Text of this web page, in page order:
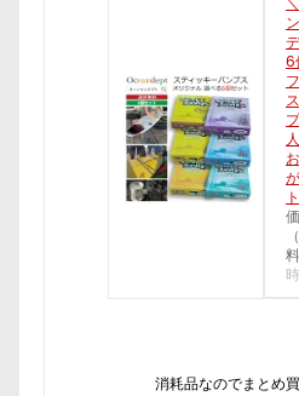
6
ト
消耗品なのでまとめ